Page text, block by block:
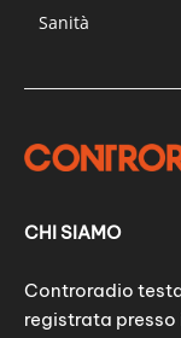
Sanità
CHI SIAMO
Controradio
registrata presso